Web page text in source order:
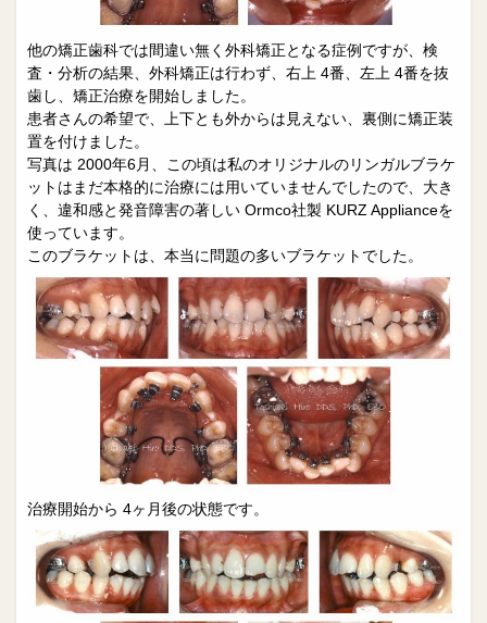
他の矯正歯科では間違い無く外科矯正となる症例ですが、検
査・分析の結果、外科矯正は行わず、右上 4番、左上 4番を抜
歯し、矯正治療を開始しました。
患者さんの希望で、上下とも外からは見えない、裏側に矯正装
置を付けました。
写真は 2000年6月、この頃は私のオリジナルのリンガルブラケ
ットはまだ本格的に治療には用いていませんでしたので、大き
く、違和感と発音障害の著しい Ormco社製 KURZ Applianceを
使っています。​
このブラケットは、本当に問題の多いブラケットでした。
治療開始から 4ヶ月後の状態です。